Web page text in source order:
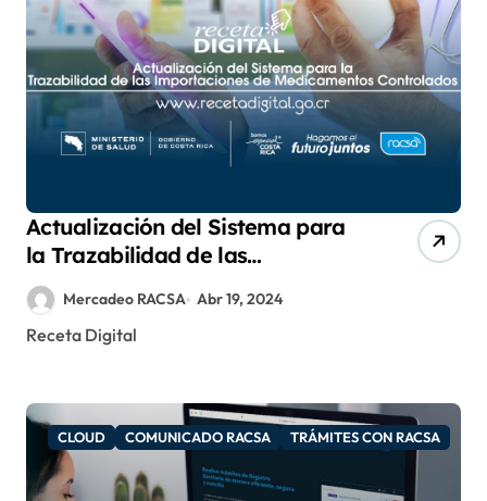
Actualización del Sistema para
la Trazabilidad de las
Importaciones de
Medicamentos Controlados
Mercadeo RACSA Abr 19, 2024
Receta Digital
CLOUD COMUNICADO RACSA TRÁMITES CON RACSA